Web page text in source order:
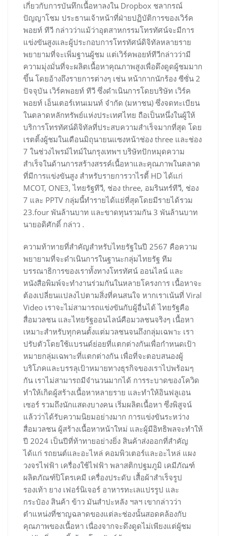
เกี่ยวกับการบันทึกเนื้อหาลงใน Dropbox ชลากรณ์
ปัญญาโชม ประธานเจ้าหน้าที่ฝ่ายปฏิบัติการของเวิร์ค
พอยท์ ทีวี กล่าวว่าแม้ว่าอุตสาหกรรมโทรทัศน์จะมีการ
แข่งขันสูงและผู้ประกอบการโทรทัศน์ดิจิทัลหลายราย
พยายามที่จะเพิ่มฐานผู้ชม แต่เวิร์คพอยท์ทีวีกล่าวว่ามี
ความมุ่งมั่นที่จะผลิตเนื้อหาคุณภาพสูงเพื่อดึงดูดผู้ชมมาก
ขึ้น โดยอ้างถึงรายการต่างๆ เช่น หน้ากากนักร้อง ซีซั่น 2
ปัจจุบัน เวิร์คพอยท์ ทีวี ซึ่งดำเนินการโดยบริษัท เวิร์ค
พอยท์ เอ็นเตอร์เทนเมนท์ จำกัด (มหาชน) ซึ่งจดทะเบียน
ในตลาดหลักทรัพย์แห่งประเทศไทย ถือเป็นหนึ่งในผู้ให้
บริการโทรทัศน์ดิจิทัลที่ประสบความสำเร็จมากที่สุด โดย
เรตติ้งผู้ชมในเดือนมิถุนายนแซงหน้าช่อง three และช่อง
7 ในช่วงไพรม์ไทม์ในกรุงเทพฯ บริษัทปักหมุดความ
สำเร็จในด้านการสร้างสรรค์เนื้อหาและคุณภาพในตลาด
ที่มีการแข่งขันสูง สำหรับรายการวาไรตี้ HD ได้แก่
MCOT, ONE3, ไทยรัฐทีวี, ช่อง three, อมรินทร์ทีวี, ช่อง
7 และ PPTV กลุ่มนี้ทำรายได้แย่ที่สุดโดยมีรายได้รวม
23.four พันล้านบาท และขาดทุนรวมกัน 3 พันล้านบาท
นายอดิศักดิ์ กล่าว .
ความท้าทายที่สำคัญสำหรับไทยรัฐในปี 2567 คือความ
พยายามที่จะดำเนินการในฐานะกลุ่มไทยรัฐ ทีม
บรรณาธิการของเราทั้งทางโทรทัศน์ ออนไลน์ และ
หนังสือพิมพ์จะทำงานร่วมกันในหลายโครงการ เนื้อหาจะ
ต้องเปลี่ยนแปลงไปตามสิ่งที่คนสนใจ หากเราเน้นที่ Viral
Video เราจะไม่สามารถแข่งขันกับผู้อื่นได้ ไทยรัฐคือ
สื่อมวลชน และไทยรัฐออนไลน์คือมวลชนจริงๆ เนื้อหา
เหมาะสำหรับทุกคนตั้งแต่มวลชนจนถึงกลุ่มเฉพาะ เรา
ปรับตัวโดยใช้แบรนด์ย่อยที่แตกต่างกันเพื่อกำหนดเป้า
หมายกลุ่มเฉพาะที่แตกต่างกัน เพื่อที่จะตอบสนองผู้
บริโภคและบรรลุเป้าหมายทางธุรกิจของเราไปพร้อมๆ
กัน เราไม่สามารถมีจำนวนมากได้ การระบาดของโควิด
ทำให้เกิดผู้สร้างเนื้อหาหลายราย และทำให้อินฟลูเอน
เซอร์ รวมถึงนักแสดงบางคน เริ่มผลิตเนื้อหา ซึ่งพิสูจน์
แล้วว่าได้รับความนิยมอย่างมาก การแข่งขันระหว่าง
สื่อมวลชน ผู้สร้างเนื้อหาหน้าใหม่ และผู้มีอิทธิพลจะทำให้
ปี 2024 เป็นปีที่ท้าทายอย่างยิ่ง สินค้าส่งออกที่สำคัญ
ได้แก่ รถยนต์และอะไหล่ คอมพิวเตอร์และอะไหล่ แผง
วงจรไฟฟ้า เครื่องใช้ไฟฟ้า พลาสติกปฐมภูมิ เคมีภัณฑ์
ผลิตภัณฑ์ปิโตรเคมี เครื่องประดับ เสื้อผ้าสำเร็จรูป
รองเท้า ยาง เฟอร์นิเจอร์ อาหารทะเลแปรรูป และ
กระป๋อง สินค้า ข้าว มันสำปะหลัง ฯลฯ เขากล่าวว่า
ตำแหน่งที่ชาญฉลาดของแต่ละช่องนั้นสอดคล้องกับ
คุณภาพของเนื้อหา เนื่องจากจะดึงดูดไม่เพียงแต่ผู้ชม